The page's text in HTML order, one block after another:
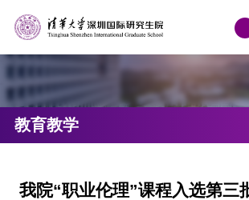
教育教学
我院“职业伦理”课程入选第三